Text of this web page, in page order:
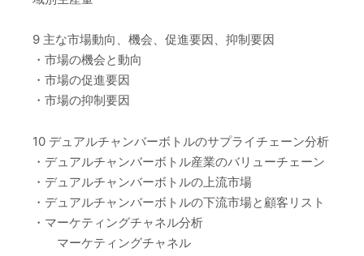
9 主な市場動向、機会、促進要因、抑制要因
・市場の機会と動向
・市場の促進要因
・市場の抑制要因
10 デュアルチャンバーボトルのサプライチェーン分析
・デュアルチャンバーボトル産業のバリューチェーン
・デュアルチャンバーボトルの上流市場
・デュアルチャンバーボトルの下流市場と顧客リスト
・マーケティングチャネル分析
マーケティングチャネル